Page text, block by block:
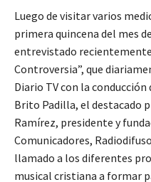
Luego de visitar varios
primera quincena del mes
entrevistado
Controversia”, que
Diario TV con la
Brito Padilla, el destacado
Ramírez, presidente y
Comunicadores,
llamado a los diferentes
musical cristiana a formar